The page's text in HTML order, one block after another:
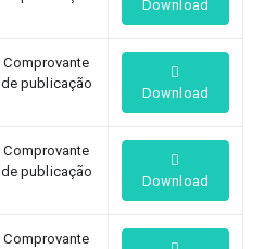
Download
Comprovante
de publicação
Download
Comprovante
de publicação
Download
Comprovante